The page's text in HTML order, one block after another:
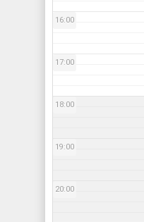
16:00
17:00
18:00
19:00
20:00